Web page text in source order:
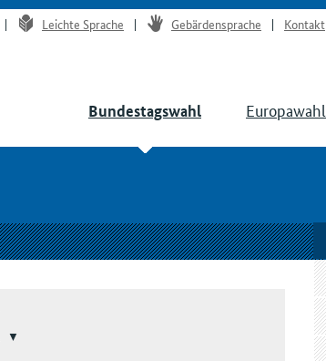
Leichte Sprache Gebärdensprache Kontakt
Bundestagswahl Europawahl